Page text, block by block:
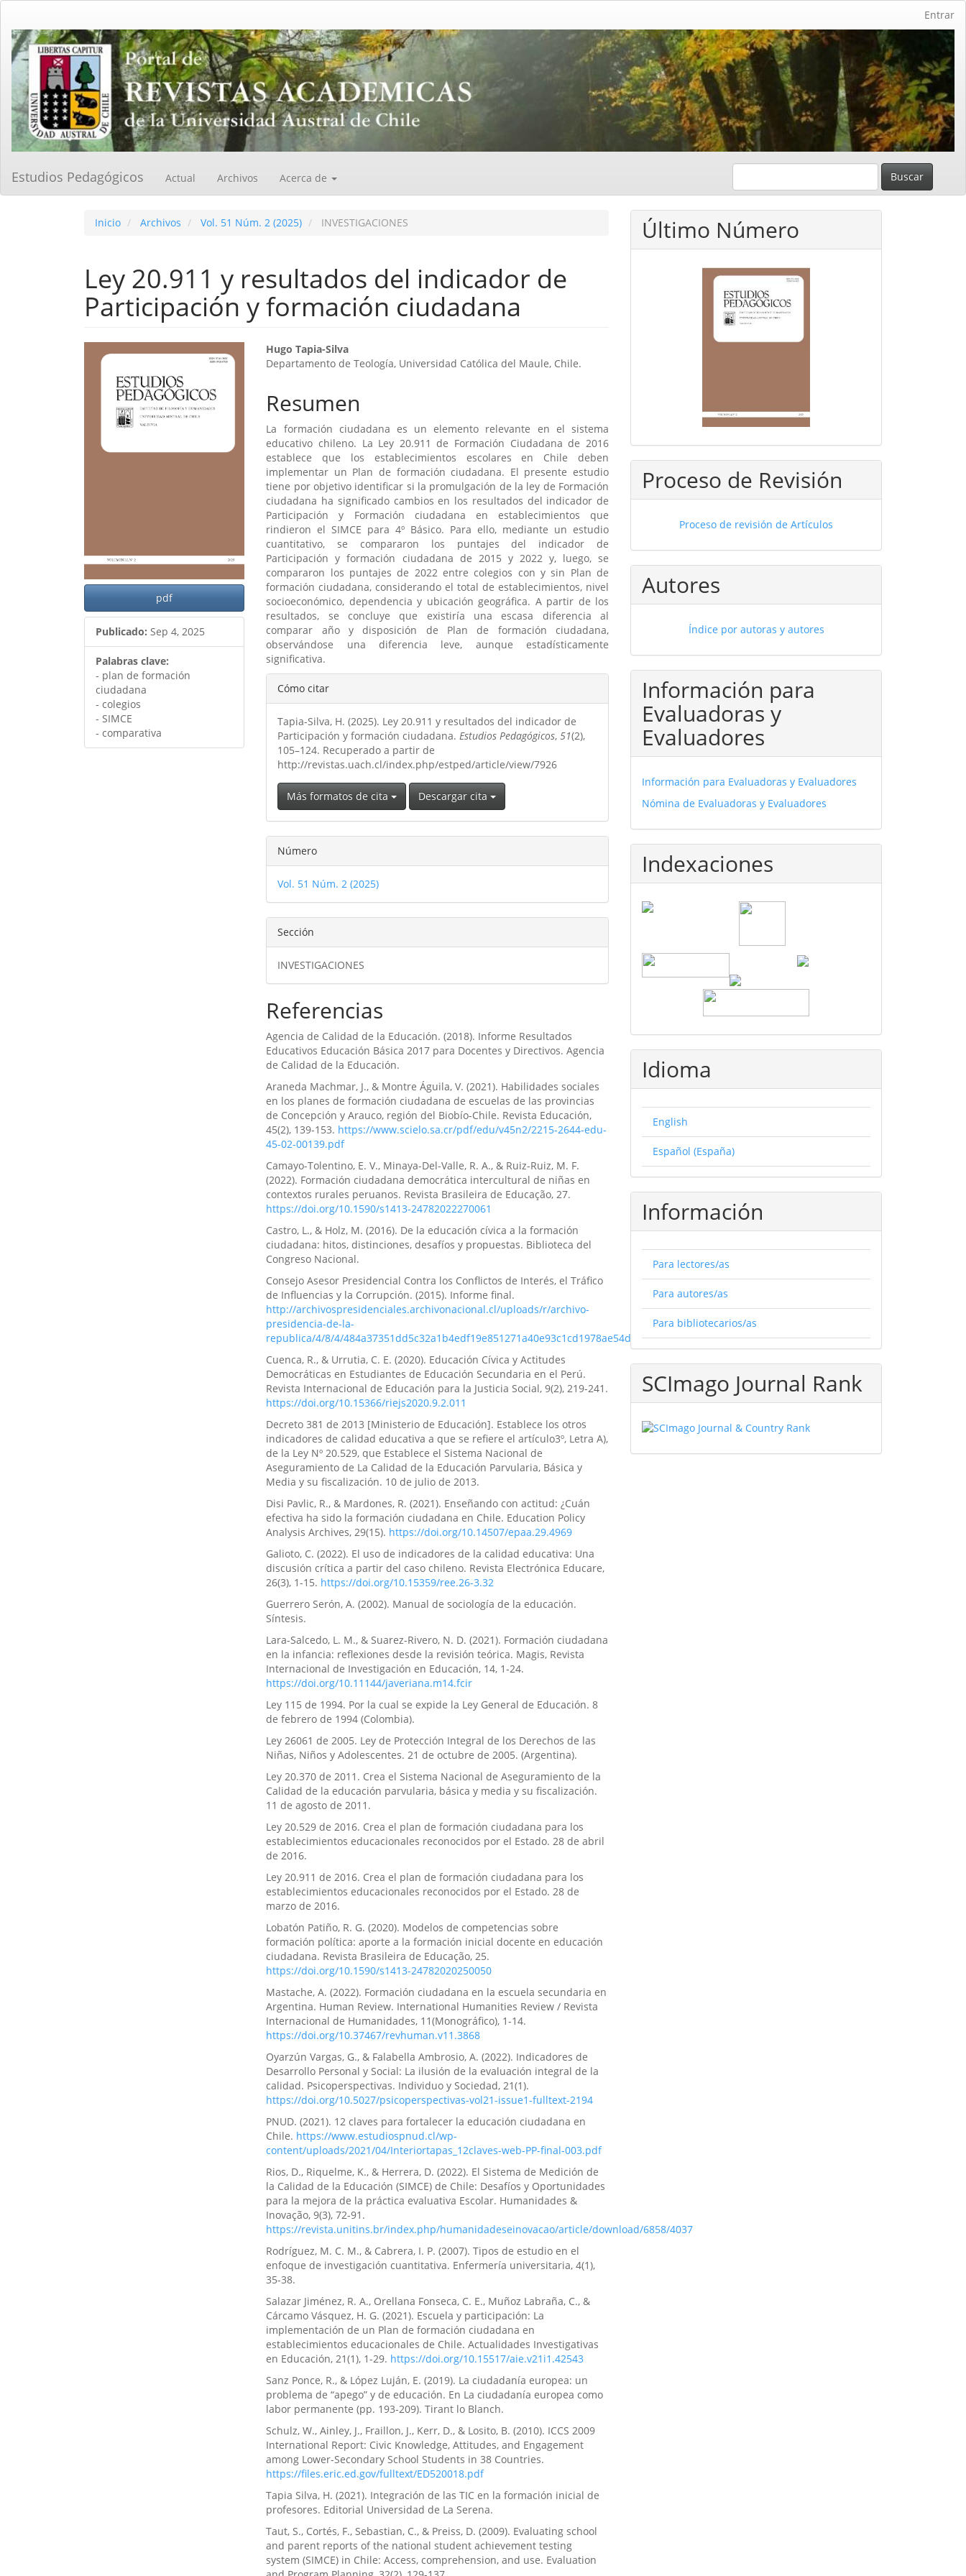
Contenido
principal
Barra
lateral
Entrar
Estudios Pedagógicos Actual Archivos Acerca de Buscar
Inicio Archivos Vol. 51 Núm. 2 (2025) INVESTIGACIONES
Ley 20.911 y resultados del indicador de
Participación y formación ciudadana
Barra
lateral
artículo
pdf
Publicado: Sep 4, 2025
Palabras clave:
- plan de formación
ciudadana
- colegios
- SIMCE
- comparativa
Contenido
principal
del
artículo
Hugo Tapia-Silva
Departamento de Teología, Universidad Católica del Maule, Chile.
Resumen
La formación ciudadana es un elemento relevante en el sistema
educativo chileno. La Ley 20.911 de Formación Ciudadana de 2016
establece que los establecimientos escolares en Chile deben
implementar un Plan de formación ciudadana. El presente estudio
tiene por objetivo identificar si la promulgación de la ley de Formación
ciudadana ha significado cambios en los resultados del indicador de
Participación y Formación ciudadana en establecimientos que
rindieron el SIMCE para 4º Básico. Para ello, mediante un estudio
cuantitativo, se compararon los puntajes del indicador de
Participación y formación ciudadana de 2015 y 2022 y, luego, se
compararon los puntajes de 2022 entre colegios con y sin Plan de
formación ciudadana, considerando el total de establecimientos, nivel
socioeconómico, dependencia y ubicación geográfica. A partir de los
resultados, se concluye que existiría una escasa diferencia al
comparar año y disposición de Plan de formación ciudadana,
observándose una diferencia leve, aunque estadísticamente
significativa.
Detalles
del
artículo
Cómo citar
Tapia-Silva, H. (2025). Ley 20.911 y resultados del indicador de
Participación y formación ciudadana.Estudios Pedagógicos,51(2),
105–124. Recuperado a partir de
http://revistas.uach.cl/index.php/estped/article/view/7926
Más formatos de cita Descargar cita
Número
Vol. 51 Núm. 2 (2025)
Sección
INVESTIGACIONES
Referencias
Agencia de Calidad de la Educación. (2018). Informe Resultados
Educativos Educación Básica 2017 para Docentes y Directivos. Agencia
de Calidad de la Educación.
Araneda Machmar, J., & Montre Águila, V. (2021). Habilidades sociales
en los planes de formación ciudadana de escuelas de las provincias
de Concepción y Arauco, región del Biobío-Chile. Revista Educación,
45(2), 139-153. https://www.scielo.sa.cr/pdf/edu/v45n2/2215-2644-edu-
45-02-00139.pdf
Camayo-Tolentino, E. V., Minaya-Del-Valle, R. A., & Ruiz-Ruiz, M. F.
(2022). Formación ciudadana democrática intercultural de niñas en
contextos rurales peruanos. Revista Brasileira de Educação, 27.
https://doi.org/10.1590/s1413-24782022270061
Castro, L., & Holz, M. (2016). De la educación cívica a la formación
ciudadana: hitos, distinciones, desafíos y propuestas. Biblioteca del
Congreso Nacional.
Consejo Asesor Presidencial Contra los Conflictos de Interés, el Tráfico
de Influencias y la Corrupción. (2015). Informe final.
http://archivospresidenciales.archivonacional.cl/uploads/r/archivo-
presidencia-de-la-
republica/4/8/4/484a37351dd5c32a1b4edf19e851271a40e93c1cd1978ae54d0432148f4eab35/DT49.pdf
Cuenca, R., & Urrutia, C. E. (2020). Educación Cívica y Actitudes
Democráticas en Estudiantes de Educación Secundaria en el Perú.
Revista Internacional de Educación para la Justicia Social, 9(2), 219-241.
https://doi.org/10.15366/riejs2020.9.2.011
Decreto 381 de 2013 [Ministerio de Educación]. Establece los otros
indicadores de calidad educativa a que se refiere el artículo3º, Letra A),
de la Ley Nº 20.529, que Establece el Sistema Nacional de
Aseguramiento de La Calidad de la Educación Parvularia, Básica y
Media y su fiscalización. 10 de julio de 2013.
Disi Pavlic, R., & Mardones, R. (2021). Enseñando con actitud: ¿Cuán
efectiva ha sido la formación ciudadana en Chile. Education Policy
Analysis Archives, 29(15). https://doi.org/10.14507/epaa.29.4969
Galioto, C. (2022). El uso de indicadores de la calidad educativa: Una
discusión crítica a partir del caso chileno. Revista Electrónica Educare,
26(3), 1-15. https://doi.org/10.15359/ree.26-3.32
Guerrero Serón, A. (2002). Manual de sociología de la educación.
Síntesis.
Lara-Salcedo, L. M., & Suarez-Rivero, N. D. (2021). Formación ciudadana
en la infancia: reflexiones desde la revisión teórica. Magis, Revista
Internacional de Investigación en Educación, 14, 1-24.
https://doi.org/10.11144/javeriana.m14.fcir
Ley 115 de 1994. Por la cual se expide la Ley General de Educación. 8
de febrero de 1994 (Colombia).
Ley 26061 de 2005. Ley de Protección Integral de los Derechos de las
Niñas, Niños y Adolescentes. 21 de octubre de 2005. (Argentina).
Ley 20.370 de 2011. Crea el Sistema Nacional de Aseguramiento de la
Calidad de la educación parvularia, básica y media y su fiscalización.
11 de agosto de 2011.
Ley 20.529 de 2016. Crea el plan de formación ciudadana para los
establecimientos educacionales reconocidos por el Estado. 28 de abril
de 2016.
Ley 20.911 de 2016. Crea el plan de formación ciudadana para los
establecimientos educacionales reconocidos por el Estado. 28 de
marzo de 2016.
Lobatón Patiño, R. G. (2020). Modelos de competencias sobre
formación política: aporte a la formación inicial docente en educación
ciudadana. Revista Brasileira de Educação, 25.
https://doi.org/10.1590/s1413-24782020250050
Mastache, A. (2022). Formación ciudadana en la escuela secundaria en
Argentina. Human Review. International Humanities Review / Revista
Internacional de Humanidades, 11(Monográfico), 1-14.
https://doi.org/10.37467/revhuman.v11.3868
Oyarzún Vargas, G., & Falabella Ambrosio, A. (2022). Indicadores de
Desarrollo Personal y Social: La ilusión de la evaluación integral de la
calidad. Psicoperspectivas. Individuo y Sociedad, 21(1).
https://doi.org/10.5027/psicoperspectivas-vol21-issue1-fulltext-2194
PNUD. (2021). 12 claves para fortalecer la educación ciudadana en
Chile. https://www.estudiospnud.cl/wp-
content/uploads/2021/04/Interiortapas_12claves-web-PP-final-003.pdf
Rios, D., Riquelme, K., & Herrera, D. (2022). El Sistema de Medición de
la Calidad de la Educación (SIMCE) de Chile: Desafíos y Oportunidades
para la mejora de la práctica evaluativa Escolar. Humanidades &
Inovação, 9(3), 72-91.
https://revista.unitins.br/index.php/humanidadeseinovacao/article/download/6858/4037
Rodríguez, M. C. M., & Cabrera, I. P. (2007). Tipos de estudio en el
enfoque de investigación cuantitativa. Enfermería universitaria, 4(1),
35-38.
Salazar Jiménez, R. A., Orellana Fonseca, C. E., Muñoz Labraña, C., &
Cárcamo Vásquez, H. G. (2021). Escuela y participación: La
implementación de un Plan de formación ciudadana en
establecimientos educacionales de Chile. Actualidades Investigativas
en Educación, 21(1), 1-29. https://doi.org/10.15517/aie.v21i1.42543
Sanz Ponce, R., & López Luján, E. (2019). La ciudadanía europea: un
problema de “apego” y de educación. En La ciudadanía europea como
labor permanente (pp. 193-209). Tirant lo Blanch.
Schulz, W., Ainley, J., Fraillon, J., Kerr, D., & Losito, B. (2010). ICCS 2009
International Report: Civic Knowledge, Attitudes, and Engagement
among Lower-Secondary School Students in 38 Countries.
https://files.eric.ed.gov/fulltext/ED520018.pdf
Tapia Silva, H. (2021). Integración de las TIC en la formación inicial de
profesores. Editorial Universidad de La Serena.
Taut, S., Cortés, F., Sebastian, C., & Preiss, D. (2009). Evaluating school
and parent reports of the national student achievement testing
system (SIMCE) in Chile: Access, comprehension, and use. Evaluation
Último Número
Proceso de Revisión
Proceso de revisión de Artículos
Autores
Índice por autoras y autores
Información para
Evaluadoras y
Evaluadores
Información para Evaluadoras y Evaluadores
Nómina de Evaluadoras y Evaluadores
Indexaciones
Idioma
English
Español (España)
Información
Para lectores/as
Para autores/as
Para bibliotecarios/as
SCImago Journal Rank